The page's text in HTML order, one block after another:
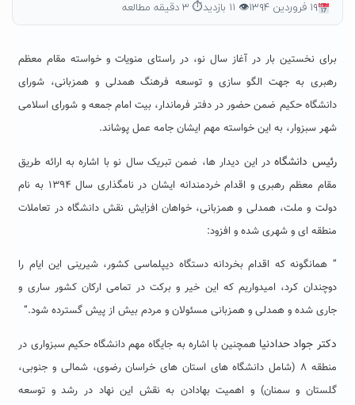
۱۹ فروردین ۱۳۹۴ 👁 ۱۱ بازدید ⏱ ۳ دقیقه مطالعه
برای نخستین بار در آغاز سال نو، در راستای منویات و خواسته مقام معظم
رهبری به جهت الگو سازی و توسعه فرهنگ همدلی و همزبانی، شورای
دانشگاه حکیم ضمن حضور در دفتر فرماندار، بیت امام جمعه و شورای اسلامی
شهر سبزوار، به این خواسته مهم ایشان جامه عمل پوشاند.
رئیس دانشگاهدر این دیدار ها، ضمن تبریک سال نو با اشاره به ارائه طریق
مقام معظم رهبری و اقدام خردمندانه ایشان در نامگذاری سال ۱۳۹۴ به نام
دولت و ملت، همدلی و همزبانی، خواهان افزایش نقش دانشگاه در تعاملات
منطقه ای و شهری شده و افزود:
” همانگونه که اقدام بخردانه دستگاه دیپلماسی کشور، شیرینی این ایام را
دوچندان کرد، امیدواریم که این خیر و برکت در تمامی ارکان کشور ساری و
جاری شده و همدلی و همزبانی مسئولان و مردم بیش از پیش گسترده شود.”
دکتر جواد حدادنیا همچنین با اشاره به جایگاه مهم دانشگاه حکیم سبزواری در
منطقه ۸ (شامل دانشگاه های استان های خراسان رضوی، شمالی و جنوبی،
گلستان و سمنان) و اهمیت بهادادن به نقش این نهاد در رشد و توسعه